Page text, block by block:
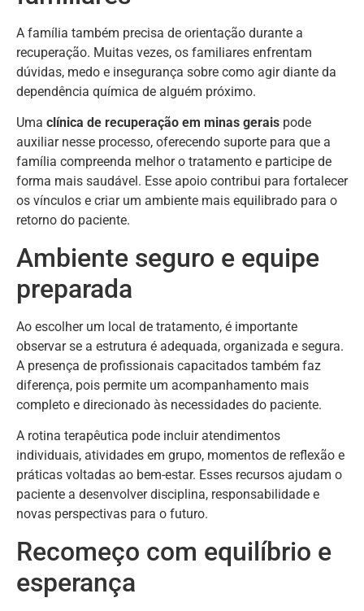
A família também precisa de orientação durante a
recuperação. Muitas vezes, os familiares enfrentam
dúvidas, medo e insegurança sobre como agir diante da
dependência química de alguém próximo.
Uma clínica de recuperação em minas gerais pode
auxiliar nesse processo, oferecendo suporte para que a
família compreenda melhor o tratamento e participe de
forma mais saudável. Esse apoio contribui para fortalecer
os vínculos e criar um ambiente mais equilibrado para o
retorno do paciente.
Ambiente seguro e equipe
preparada
Ao escolher um local de tratamento, é importante
observar se a estrutura é adequada, organizada e segura.
A presença de profissionais capacitados também faz
diferença, pois permite um acompanhamento mais
completo e direcionado às necessidades do paciente.
A rotina terapêutica pode incluir atendimentos
individuais, atividades em grupo, momentos de reflexão e
práticas voltadas ao bem-estar. Esses recursos ajudam o
paciente a desenvolver disciplina, responsabilidade e
novas perspectivas para o futuro.
Recomeço com equilíbrio e
esperança